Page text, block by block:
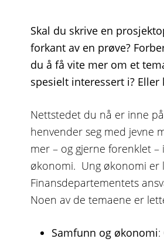
Skal du skrive en
forkant av en prøve?
du å få vite mer om et
spesielt interessert i?
Nettstedet du nå er inne
henvender seg med jevne
mer – og gjerne forenklet
økonomi. Ung økonomi er
Finansdepartementets
Noen av de temaene er
Samfunn og økonomi